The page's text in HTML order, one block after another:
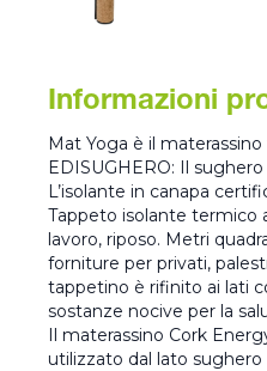
Informazioni
Mat Yoga è il
EDISUGHERO: Il
L’isolante in canapa
Tappeto isolante termico
lavoro, riposo. Metri
forniture per privati,
tappetino è rifinito ai lati
sostanze nocive per la
Il materassino Cork
utilizzato dal lato